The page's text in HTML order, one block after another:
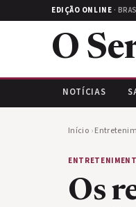
EDIÇÃO ONLINE ·
O
NOTÍCIAS
Início ›
Os